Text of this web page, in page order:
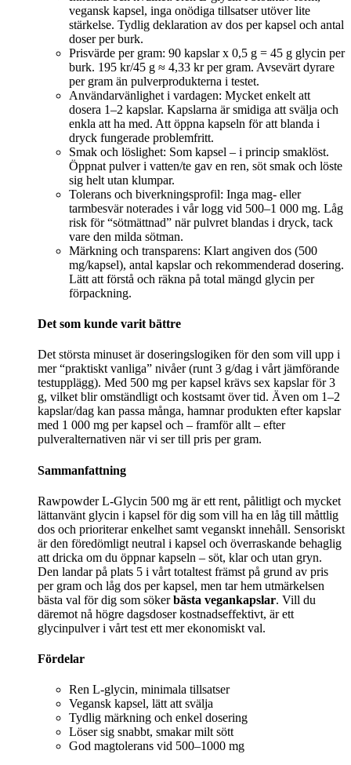
vegansk kapsel, inga onödiga tillsatser utöver lite
stärkelse. Tydlig deklaration av dos per kapsel och antal
doser per burk.
Prisvärde per gram: 90 kapslar x 0,5 g = 45 g glycin per
burk. 195 kr/45 g ≈ 4,33 kr per gram. Avsevärt dyrare
per gram än pulverprodukterna i testet.
Användarvänlighet i vardagen: Mycket enkelt att
dosera 1–2 kapslar. Kapslarna är smidiga att svälja och
enkla att ha med. Att öppna kapseln för att blanda i
dryck fungerade problemfritt.
Smak och löslighet: Som kapsel – i princip smaklöst.
Öppnat pulver i vatten/te gav en ren, söt smak och löste
sig helt utan klumpar.
Tolerans och biverkningsprofil: Inga mag- eller
tarmbesvär noterades i vår logg vid 500–1 000 mg. Låg
risk för “sötmättnad” när pulvret blandas i dryck, tack
vare den milda sötman.
Märkning och transparens: Klart angiven dos (500
mg/kapsel), antal kapslar och rekommenderad dosering.
Lätt att förstå och räkna på total mängd glycin per
förpackning.
Det som kunde varit bättre
Det största minuset är doseringslogiken för den som vill upp i
mer “praktiskt vanliga” nivåer (runt 3 g/dag i vårt jämförande
testupplägg). Med 500 mg per kapsel krävs sex kapslar för 3
g, vilket blir omständligt och kostsamt över tid. Även om 1–2
kapslar/dag kan passa många, hamnar produkten efter kapslar
med 1 000 mg per kapsel och – framför allt – efter
pulveralternativen när vi ser till pris per gram.
Sammanfattning
Rawpowder L‑Glycin 500 mg är ett rent, pålitligt och mycket
lättanvänt glycin i kapsel för dig som vill ha en låg till måttlig
dos och prioriterar enkelhet samt veganskt innehåll. Sensoriskt
är den föredömligt neutral i kapsel och överraskande behaglig
att dricka om du öppnar kapseln – söt, klar och utan gryn.
Den landar på plats 5 i vårt totaltest främst på grund av pris
per gram och låg dos per kapsel, men tar hem utmärkelsen
bästa val för dig som sökerbästa vegankapslar. Vill du
däremot nå högre dagsdoser kostnadseffektivt, är ett
glycinpulver i vårt test ett mer ekonomiskt val.
Fördelar
Ren L‑glycin, minimala tillsatser
Vegansk kapsel, lätt att svälja
Tydlig märkning och enkel dosering
Löser sig snabbt, smakar milt sött
God magtolerans vid 500–1000 mg